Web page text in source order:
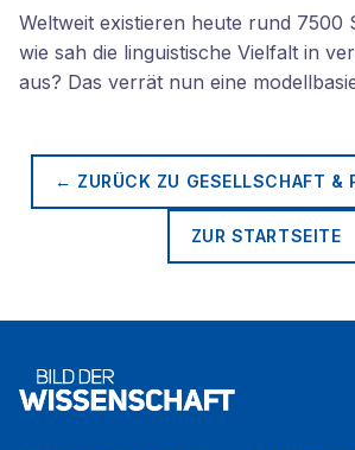
Weltweit existieren heute rund 7500
wie sah die linguistische Vielfalt in
aus? Das verrät nun eine
← ZURÜCK ZU GESELLSCHAFT &
ZUR STARTSEITE